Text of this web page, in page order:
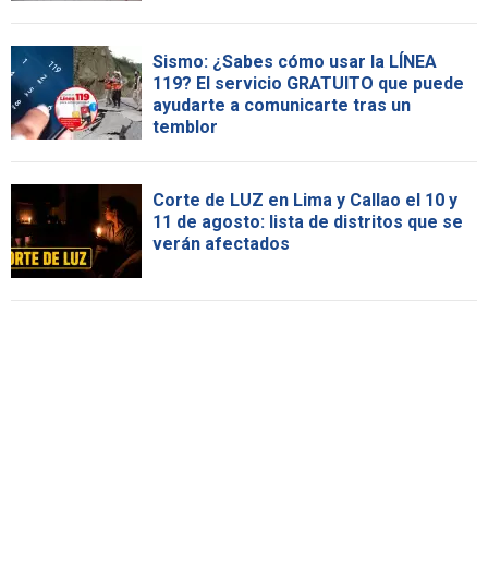
Sismo: ¿Sabes cómo usar la LÍNEA
119? El servicio GRATUITO que puede
ayudarte a comunicarte tras un
temblor
Corte de LUZ en Lima y Callao el 10 y
11 de agosto: lista de distritos que se
verán afectados